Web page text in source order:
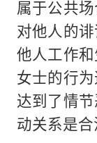
属于公共
对他人的
他人工作
女士的行
达到了情
动关系是合